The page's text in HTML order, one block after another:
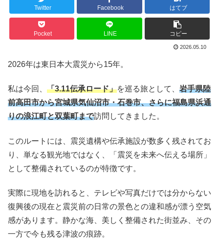
Twitter Facebook はてブ
Pocket LINE コピー
2026.05.10
2026年は東日本大震災から15年。
私は今回、 「3.11伝承ロード」を巡る旅として、 岩手県陸
前高田市から宮城県気仙沼市・石巻市、さらに福島県浜通
りの浪江町と双葉町まで訪問してきました。
このルートには、震災遺構や伝承施設が数多く残されてお
り、単なる観光地ではなく、「震災を未来へ伝える場所」
として整備されているのが特徴です。
実際に現地を訪れると、テレビや写真だけでは分からない
復興後の現在と震災前の日常の景色との違和感が漂う空気
感があります。静かな海、美しく整備された街並み、その
一方で今も残る津波の痕跡。